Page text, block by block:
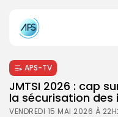
APS-TV
JMTSI 2026 : cap
la sécurisation
VENDREDI 15 MAI 2026 À